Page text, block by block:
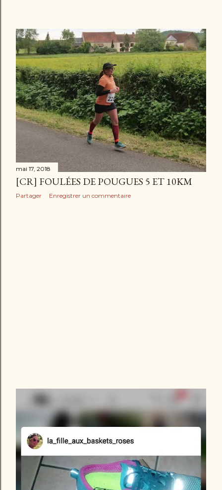
mai 17, 2018
[CR] FOULÉES DE POUGUES 5 ET 10KM
Partager Enregistrer un commentaire